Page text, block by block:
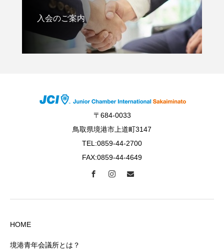
入会のご案内
〒684-0033
鳥取県境港市上道町3147
TEL:0859-44-2700
FAX:0859-44-4649
HOME
境港青年会議所とは？